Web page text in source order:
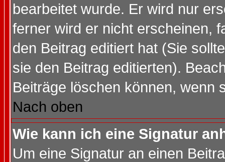
bearbeitet wurde. Er wird nur
ferner wird er nicht erscheinen,
den Beitrag editiert hat (Sie
sie den Beitrag editierten).
Beiträge löschen können, wenn
Nach oben
Wie kann ich eine Signatur
Um eine Signatur an einen